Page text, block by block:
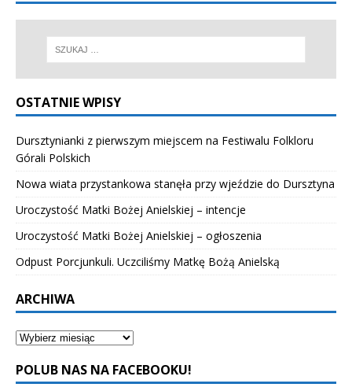
OSTATNIE WPISY
Dursztynianki z pierwszym miejscem na Festiwalu Folkloru
Górali Polskich
Nowa wiata przystankowa stanęła przy wjeździe do Dursztyna
Uroczystość Matki Bożej Anielskiej – intencje
Uroczystość Matki Bożej Anielskiej – ogłoszenia
Odpust Porcjunkuli. Uczciliśmy Matkę Bożą Anielską
ARCHIWA
POLUB NAS NA FACEBOOKU!